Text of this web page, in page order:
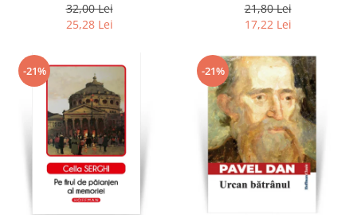
32,00 Lei
25,28 Lei
21,80 Lei
17,22 Lei
-21% -21%